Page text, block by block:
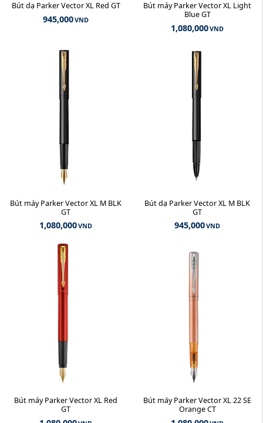
Bút dạ Parker Vector XL Red GT
945,000VND
Bút máy Parker Vector XL Light
Blue GT
1,080,000VND
Bút máy Parker Vector XL M BLK
GT
1,080,000VND
Bút dạ Parker Vector XL M BLK
GT
945,000VND
Bút máy Parker Vector XL Red
GT
Bút máy Parker Vector XL 22 SE
Orange CT